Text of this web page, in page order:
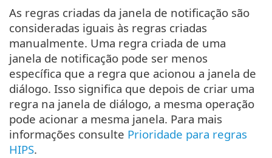
As regras criadas da janela de notificação são
consideradas iguais às regras criadas
manualmente. Uma regra criada de uma
janela de notificação pode ser menos
específica que a regra que acionou a janela de
diálogo. Isso significa que depois de criar uma
regra na janela de diálogo, a mesma operação
pode acionar a mesma janela. Para mais
informações consulte Prioridade para regras
HIPS.